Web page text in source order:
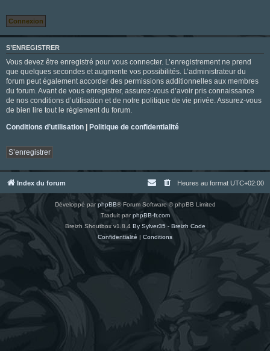
S’ENREGISTRER
Vous devez être enregistré pour vous connecter. L’enregistrement ne prend
que quelques secondes et augmente vos possibilités. L’administrateur du
forum peut également accorder des permissions additionnelles aux membres
du forum. Avant de vous enregistrer, assurez-vous d’avoir pris connaissance
de nos conditions d’utilisation et de notre politique de vie privée. Assurez-vous
de bien lire tout le règlement du forum.
Conditions d’utilisation | Politique de confidentialité
S’enregistrer
Index du forum Heures au format UTC+02:00
Développé parphpBB® Forum Software © phpBB Limited
Traduit parphpBB-fr.com
Breizh Shoutbox v1.8.4 By Sylver35 - Breizh Code
Confidentialité | Conditions